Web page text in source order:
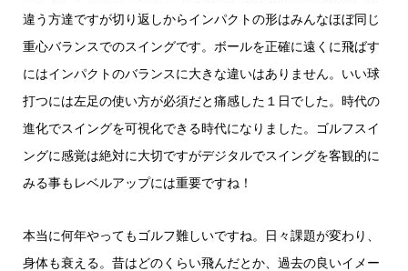
違う方達ですが切り返しからインパクトの形はみんなほぼ同じ
重心バランスでのスイングです。ボールを正確に遠くに飛ばす
にはインパクトのバランスに大きな違いはありません。いい球
打つには左足の使い方が必須だと痛感した１日でした。時代の
進化でスイングを可視化できる時代になりました。ゴルフスイ
ングに感覚は絶対に大切ですがデジタルでスイングを客観的に
みる事もレベルアップには重要ですね！
本当に何年やってもゴルフ難しいですね。日々課題が変わり、
身体も衰える。昔はどのくらい飛んだとか、過去の良いイメー